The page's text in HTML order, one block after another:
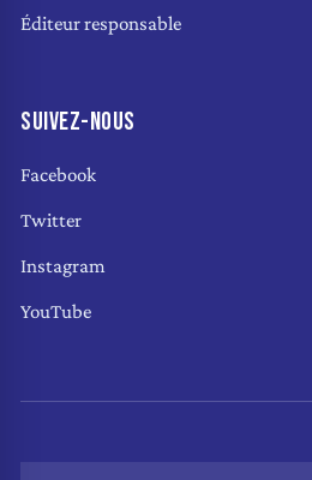
Éditeur responsable
SUIVEZ-NOUS
Facebook
Twitter
Instagram
YouTube